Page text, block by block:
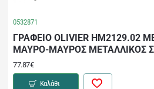
0532871
ΓΡΑΦΕΙΟ OLIVIER HM2129.02
ΜΑΥΡΟ-ΜΑΥΡΟΣ ΜΕΤΑΛΛΙΚΟΣ
104x48x89Υεκ
77.87€
Καλάθι